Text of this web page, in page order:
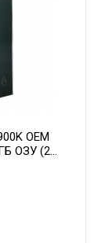
OEM
ОЗУ (2